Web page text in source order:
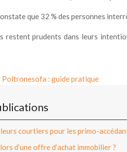
que 32 % des personnes
restent prudents dans leurs
Poltronesofa : guide pratique
courtiers pour les primo-
d’une offre d’achat immobilier ?